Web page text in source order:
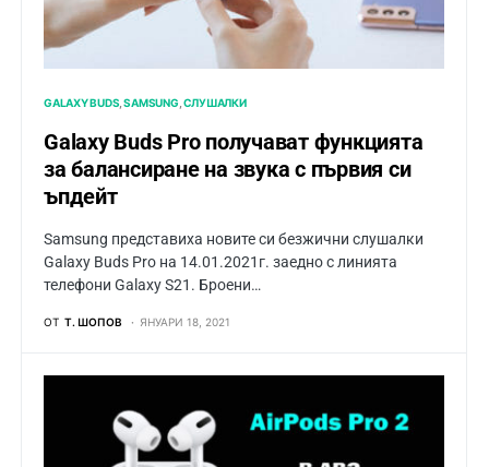
GALAXY BUDS SAMSUNG СЛУШАЛКИ
Galaxy Buds Pro получават функцията
за балансиране на звука с първия си
ъпдейт
Samsung представиха новите си безжични слушалки
Galaxy Buds Pro на 14.01.2021г. заедно с линията
телефони Galaxy S21. Броени…
ОТ Т. ШОПОВ ЯНУАРИ 18, 2021